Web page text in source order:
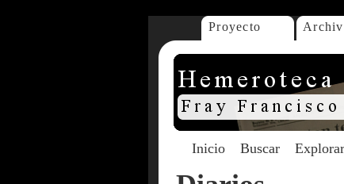
Proyecto
Inicio Buscar Explorar